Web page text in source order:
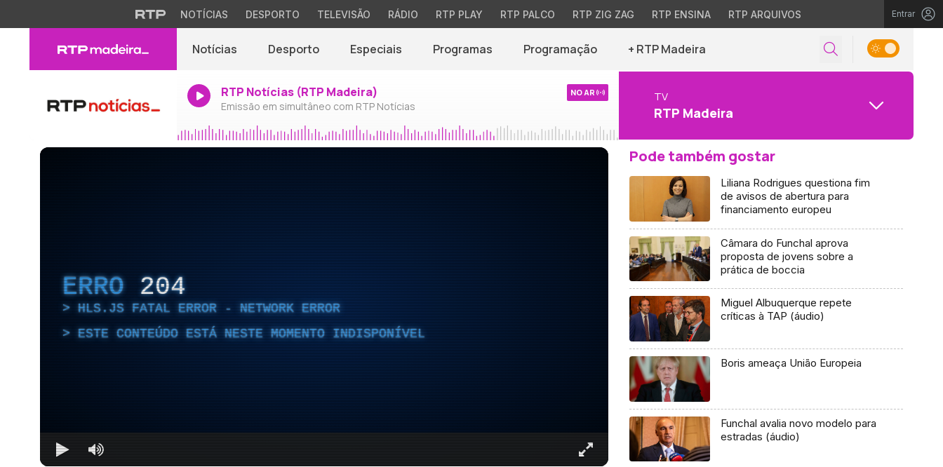
NOTÍCIAS DESPORTO TELEVISÃO RÁDIO RTP PLAY RTP PALCO RTP ZIG ZAG RTP ENSINA RTP ARQUIVOS Entrar
Notícias Desporto Especiais Programas Programação + RTP Madeira
RTP Notícias (RTP Madeira)
Emissão em simultâneo com RTP Notícias
NO AR TV
RTP Madeira
ERRO 204
HLS.JS FATAL ERROR - NETWORK ERROR
ESTE CONTEÚDO ESTÁ NESTE MOMENTO INDISPONÍVEL
Pode também gostar
Liliana Rodrigues questiona fim
de avisos de abertura para
financiamento europeu
Câmara do Funchal aprova
proposta de jovens sobre a
prática de boccia
Miguel Albuquerque repete
críticas à TAP (áudio)
Boris ameaça União Europeia
Funchal avalia novo modelo para
estradas (áudio)